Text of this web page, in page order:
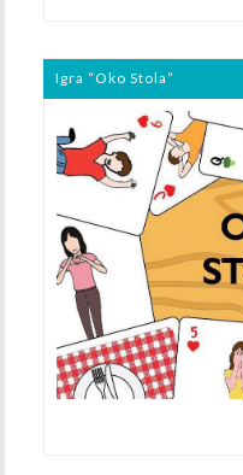
Igra “Oko Stola”